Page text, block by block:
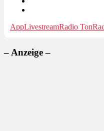
AppLivestreamRadio Ton
– Anzeige –